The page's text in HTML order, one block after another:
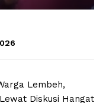
Lembeh,
Diskusi Hangat